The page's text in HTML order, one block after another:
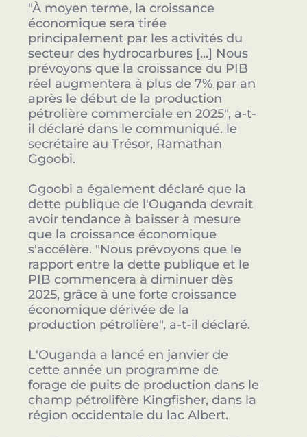
"À moyen terme, la croissance
économique sera tirée
principalement par les activités du
secteur des hydrocarbures [...] Nous
prévoyons que la croissance du PIB
réel augmentera à plus de 7% par an
après le début de la production
pétrolière commerciale en 2025", a-t-
il déclaré dans le communiqué. le
secrétaire au Trésor, Ramathan
Ggoobi.
Ggoobi a également déclaré que la
dette publique de l'Ouganda devrait
avoir tendance à baisser à mesure
que la croissance économique
s'accélère. "Nous prévoyons que le
rapport entre la dette publique et le
PIB commencera à diminuer dès
2025, grâce à une forte croissance
économique dérivée de la
production pétrolière", a-t-il déclaré.
L'Ouganda a lancé en janvier de
cette année un programme de
forage de puits de production dans le
champ pétrolifère Kingfisher, dans la
région occidentale du lac Albert.